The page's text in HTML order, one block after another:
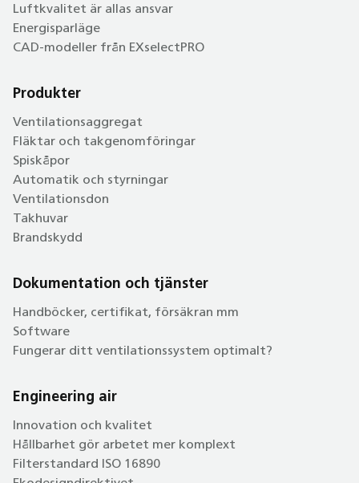
Luftkvalitet är allas ansvar
Energisparläge
CAD-modeller från EXselectPRO
Produkter
Ventilationsaggregat
Fläktar och takgenomföringar
Spiskåpor
Automatik och styrningar
Ventilationsdon
Takhuvar
Brandskydd
Dokumentation och tjänster
Handböcker, certifikat, försäkran mm
Software
Fungerar ditt ventilationssystem optimalt?
Engineering air
Innovation och kvalitet
Hållbarhet gör arbetet mer komplext
Filterstandard ISO 16890